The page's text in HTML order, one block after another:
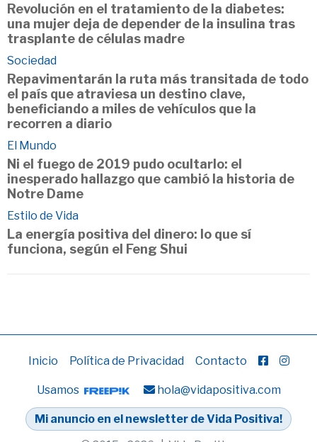
Revolución en el tratamiento de la diabetes:
una mujer deja de depender de la insulina tras
trasplante de células madre
Sociedad
Repavimentarán la ruta más transitada de todo
el país que atraviesa un destino clave,
beneficiando a miles de vehículos que la
recorren a diario
El Mundo
Ni el fuego de 2019 pudo ocultarlo: el
inesperado hallazgo que cambió la historia de
Notre Dame
Estilo de Vida
La energía positiva del dinero: lo que sí
funciona, según el Feng Shui
Inicio Política de Privacidad Contacto
Usamos hola@vidapositiva.com
Mi anuncio en el newsletter de Vida Positiva!